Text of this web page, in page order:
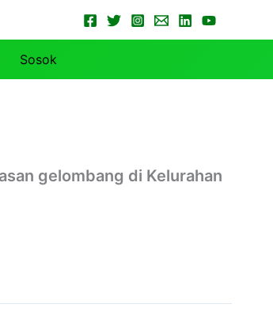
Sosok
gelombang di Kelurahan